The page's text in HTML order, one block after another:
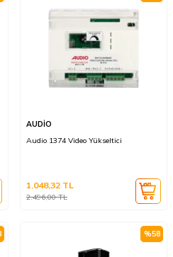
AUDİO
Audio 1374 Video Yükseltici
2.496,00TL
1.048,32 TL
%58